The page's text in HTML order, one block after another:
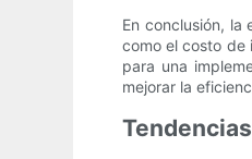
En conclusión, la
como el costo de
para una
mejorar la